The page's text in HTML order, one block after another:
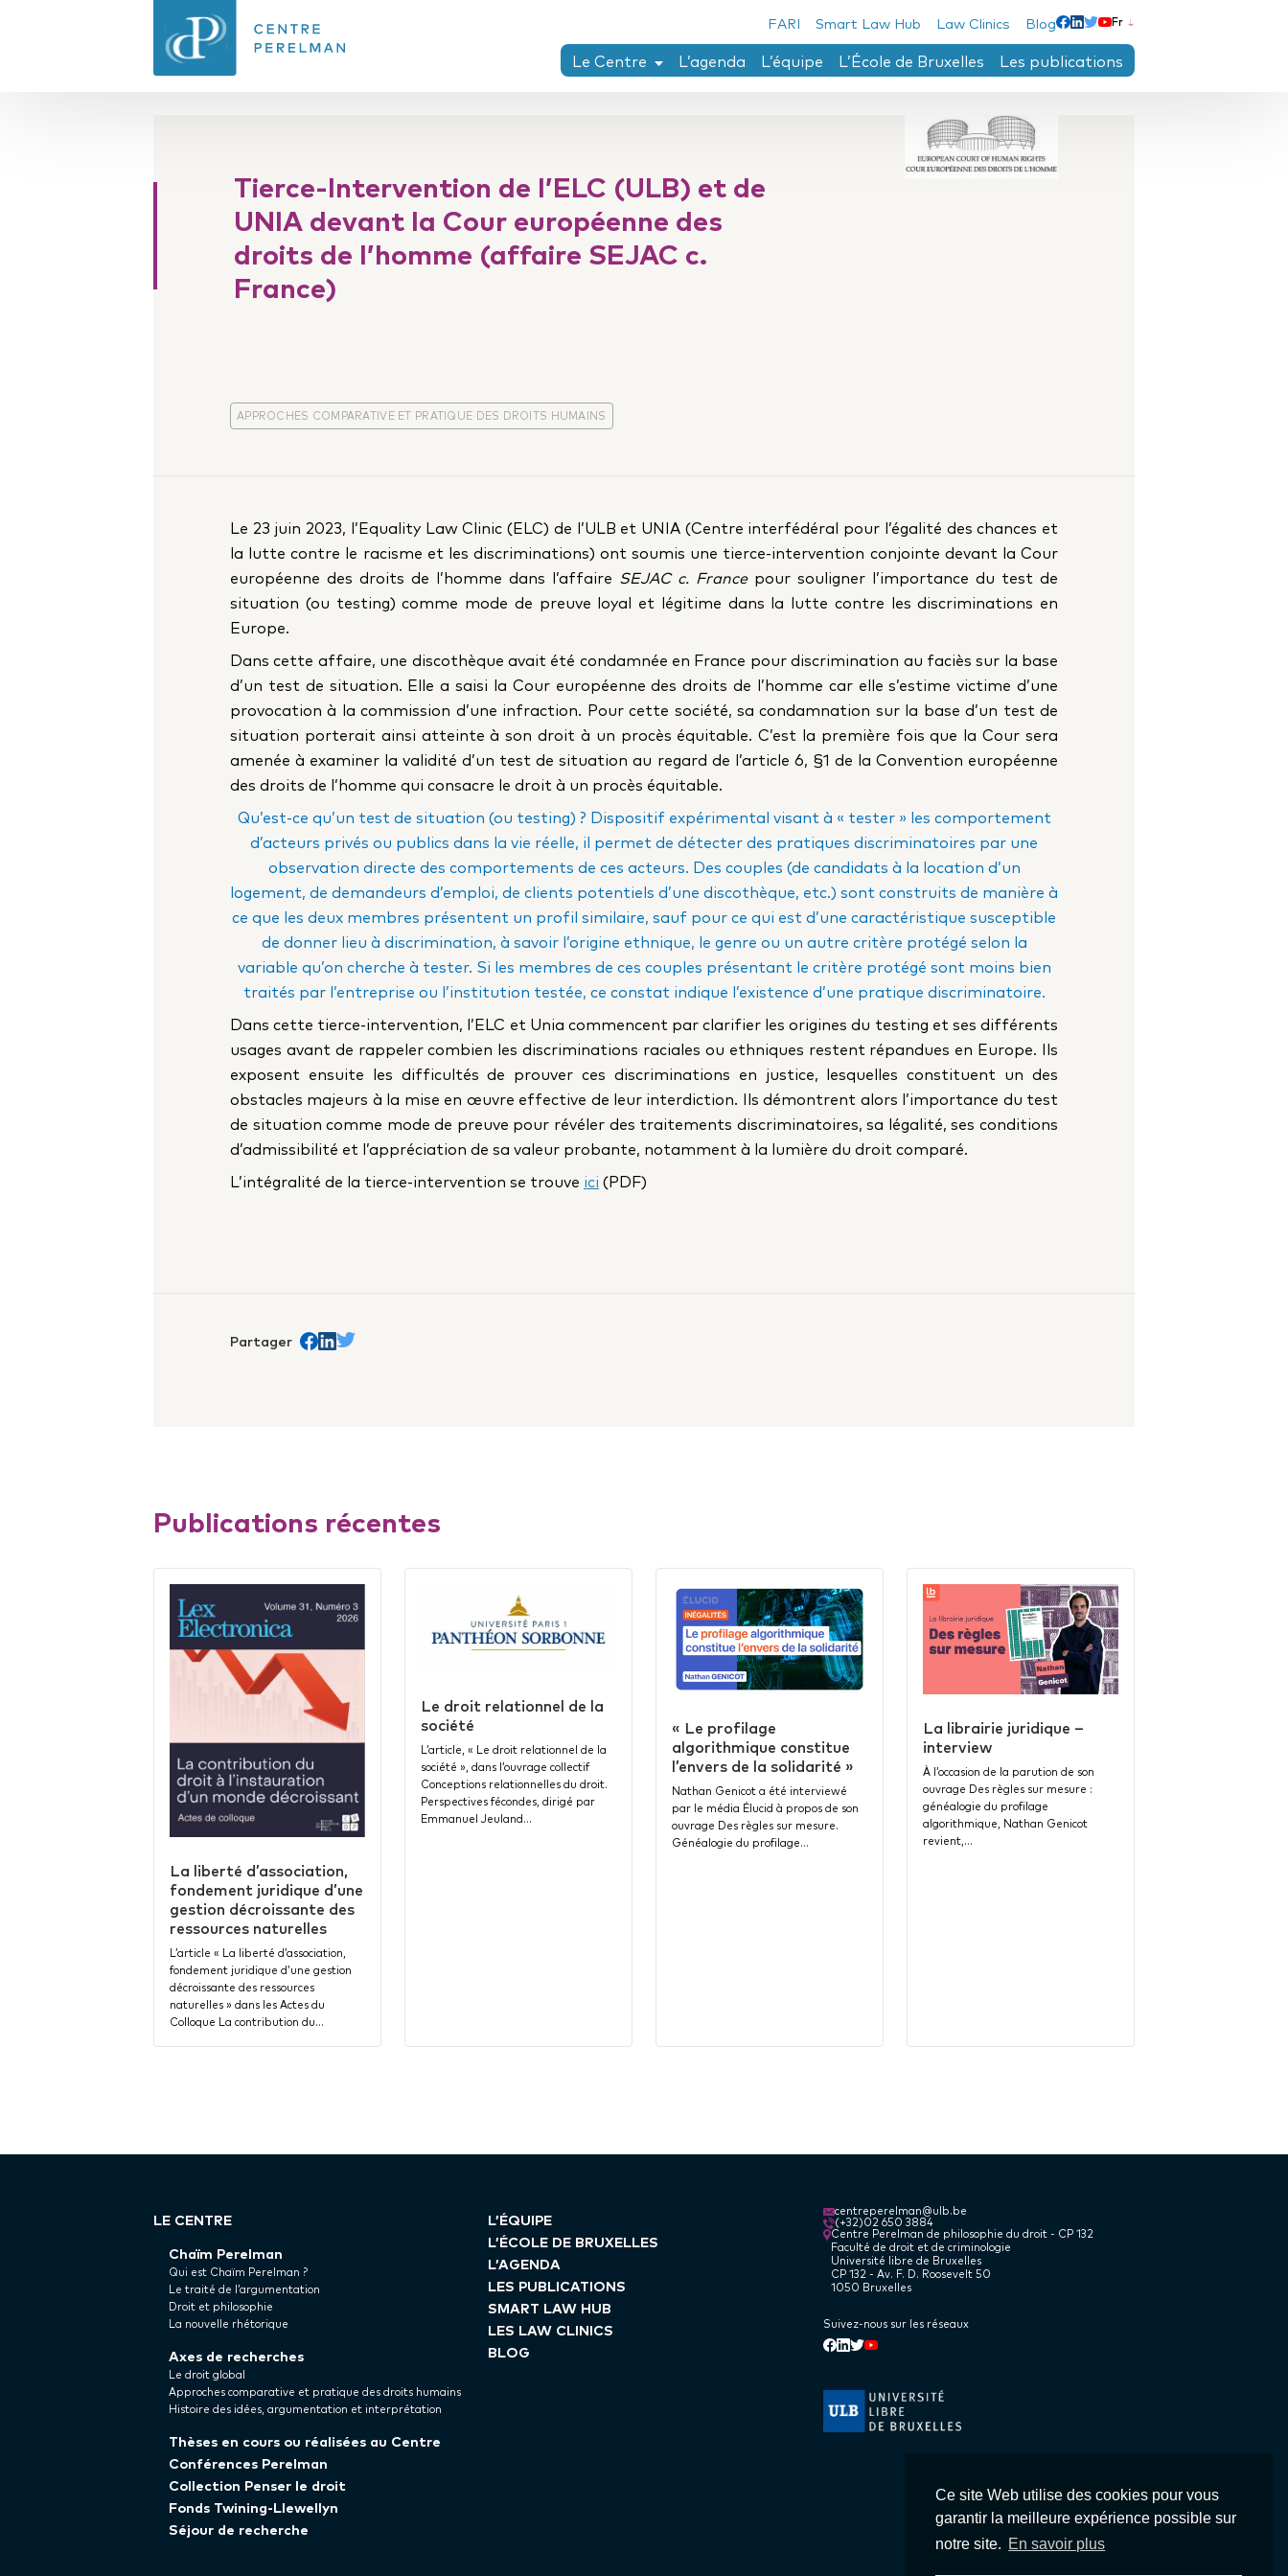
Ce site Web utilise des cookies pour vous
garantir la meilleure expérience possible sur
notre site. En savoir plus
DU DROIT
FARI Smart Law Hub Law Clinics BlogFacebook
Linkedin
Twitter
Youtube
Fr
Le Centre
Conférences Perelman
Collection Penser le droit
Fonds Twining-Llewellyn
L’agenda L’équipe L’École de Bruxelles Les publications
Tierce-Intervention de l’ELC (ULB) et de
UNIA devant la Cour européenne des
droits de l’homme (affaire SEJAC c.
France)
APPROCHES COMPARATIVE ET PRATIQUE DES DROITS HUMAINS
Le 23 juin 2023, l’Equality Law Clinic (ELC) de l’ULB et UNIA (Centre interfédéral pour l’égalité des chances et
la lutte contre le racisme et les discriminations) ont soumis une tierce-intervention conjointe devant la Cour
européenne des droits de l’homme dans l’affaire SEJAC c. Francepour souligner l’importance du test de
situation (ou testing) comme mode de preuve loyal et légitime dans la lutte contre les discriminations en
Europe.
Dans cette affaire, une discothèque avait été condamnée en France pour discrimination au faciès sur la base
d’un test de situation. Elle a saisi la Cour européenne des droits de l’homme car elle s’estime victime d’une
provocation à la commission d’une infraction. Pour cette société, sa condamnation sur la base d’un test de
situation porterait ainsi atteinte à son droit à un procès équitable. C’est la première fois que la Cour sera
amenée à examiner la validité d’un test de situation au regard de l’article 6, §1 de la Convention européenne
des droits de l’homme qui consacre le droit à un procès équitable.
Qu’est-ce qu’un test de situation (ou testing) ? Dispositif expérimental visant à « tester » les comportement
d’acteurs privés ou publics dans la vie réelle, il permet de détecter des pratiques discriminatoires par une
observation directe des comportements de ces acteurs. Des couples (de candidats à la location d’un
logement, de demandeurs d’emploi, de clients potentiels d’une discothèque, etc.) sont construits de manière à
ce que les deux membres présentent un profil similaire, sauf pour ce qui est d’une caractéristique susceptible
de donner lieu à discrimination, à savoir l’origine ethnique, le genre ou un autre critère protégé selon la
variable qu’on cherche à tester. Si les membres de ces couples présentant le critère protégé sont moins bien
traités par l’entreprise ou l’institution testée, ce constat indique l’existence d’une pratique discriminatoire.
Dans cette tierce-intervention, l’ELC et Unia commencent par clarifier les origines du testing et ses différents
usages avant de rappeler combien les discriminations raciales ou ethniques restent répandues en Europe. Ils
exposent ensuite les difficultés de prouver ces discriminations en justice, lesquelles constituent un des
obstacles majeurs à la mise en œuvre effective de leur interdiction. Ils démontrent alors l’importance du test
de situation comme mode de preuve pour révéler des traitements discriminatoires, sa légalité, ses conditions
d’admissibilité et l’appréciation de sa valeur probante, notamment à la lumière du droit comparé.
L’intégralité de la tierce-intervention se trouve ici (PDF)
Partager Partager sur Facebook
trans.Partager sur Linkedin
Partager sur Twitter
Publications récentes
La liberté d’association,
fondement juridique d’une
gestion décroissante des
ressources naturelles
L’article « La liberté d’association,
fondement juridique d’une gestion
décroissante des ressources
naturelles » dans les Actes du
Colloque La contribution du…
Le droit relationnel de la
société
L’article, « Le droit relationnel de la
société », dans l’ouvrage collectif
Conceptions relationnelles du droit.
Perspectives fécondes, dirigé par
Emmanuel Jeuland…
« Le profilage
algorithmique constitue
l’envers de la solidarité »
Nathan Genicot a été interviewé
par le média Élucid à propos de son
ouvrage Des règles sur mesure.
Généalogie du profilage…
La librairie juridique –
interview
À l’occasion de la parution de son
ouvrage Des règles sur mesure :
généalogie du profilage
algorithmique, Nathan Genicot
revient,…
LE CENTRE
Chaïm Perelman
Qui est Chaïm Perelman ?
Le traité de l’argumentation
Droit et philosophie
La nouvelle rhétorique
Axes de recherches
Le droit global
Approches comparative et pratique des droits humains
Histoire des idées, argumentation et interprétation
Thèses en cours ou réalisées au Centre
Conférences Perelman
Collection Penser le droit
Fonds Twining-Llewellyn
Séjour de recherche
L’ÉQUIPE
L’ÉCOLE DE BRUXELLES
L’AGENDA
LES PUBLICATIONS
SMART LAW HUB
LES LAW CLINICS
BLOG
centreperelman@ulb.be
(+32)02 650 3884
Centre Perelman de philosophie du droit - CP 132
Faculté de droit et de criminologie
Université libre de Bruxelles
CP 132 - Av. F. D. Roosevelt 50
1050 Bruxelles
Suivez-nous sur les réseaux
Facebook
Linkedin
Twitter
Youtube